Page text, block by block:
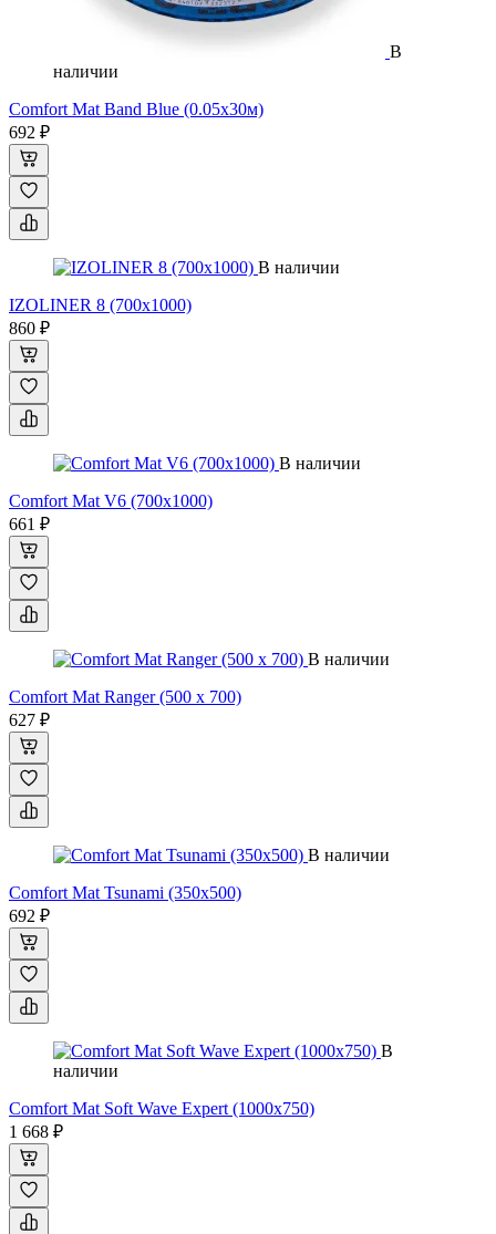
В
наличии
Comfort Mat Band Blue (0.05х30м)
692 ₽
В наличии
IZOLINER 8 (700x1000)
860 ₽
В наличии
Comfort Mat V6 (700x1000)
661 ₽
В наличии
Comfort Mat Ranger (500 х 700)
627 ₽
В наличии
Comfort Mat Tsunami (350x500)
692 ₽
В
наличии
Comfort Mat Soft Wave Expert (1000х750)
1 668 ₽